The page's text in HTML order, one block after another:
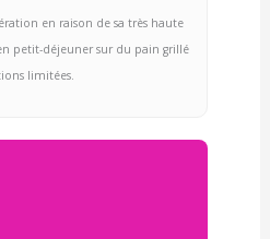
en raison de sa très haute
petit-déjeuner sur du pain grillé
limitées.